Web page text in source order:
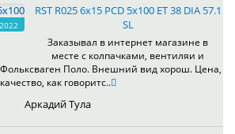
RST R025 6x15 PCD 5x100 ET 38 DIA 57.1
SL
Заказывал в интернет магазине в
месте с колпачками, вентиляи и
Поло. Внешний вид хорош. Цена,
качество, как говоритс..
Аркадий Тула